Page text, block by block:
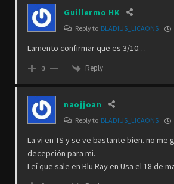
Guillermo HK
Reply to BLADIUS_LICAONS
Lamento confirmar que es 3/10…
0 Reply
naojjoan
Reply to BLADIUS_LICAONS
La vi en TS y se ve bastante bien. no me
decepción para mi.
Leí que sale en Blu Ray en Usa el 18 de